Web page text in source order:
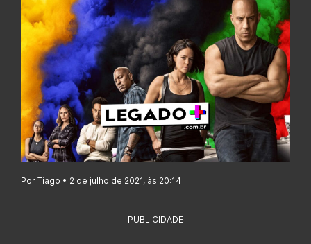
Por Tiago • 2 de julho de 2021, às 20:14
PUBLICIDADE